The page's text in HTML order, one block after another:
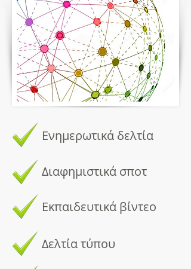
Ενημερωτικά δελτία
Διαφημιστικά σποτ
Εκπαιδευτικά βίντεο
Δελτία τύπου